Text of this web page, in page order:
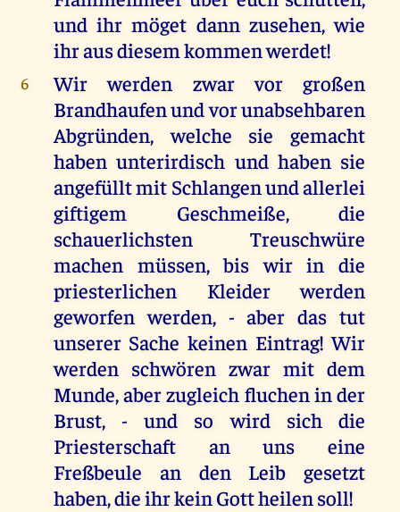
und ihr möget dann zusehen, wie
ihr aus diesem kommen werdet!
6
Wir werden zwar vor großen
Brandhaufen und vor unabsehbaren
Abgründen, welche sie gemacht
haben unterirdisch und haben sie
angefüllt mit Schlangen und allerlei
giftigem Geschmeiße, die
schauerlichsten Treuschwüre
machen müssen, bis wir in die
priesterlichen Kleider werden
geworfen werden, - aber das tut
unserer Sache keinen Eintrag! Wir
werden schwören zwar mit dem
Munde, aber zugleich fluchen in der
Brust, - und so wird sich die
Priesterschaft an uns eine
Freßbeule an den Leib gesetzt
haben, die ihr kein Gott heilen soll!